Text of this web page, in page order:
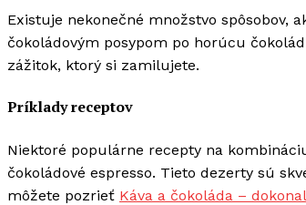
Existuje nekonečné množstvo spôsobov,
čokoládovým posypom po horúcu
zážitok, ktorý si zamilujete.
Príklady receptov
Niektoré populárne recepty na
čokoládové espresso. Tieto dezerty sú
môžete pozrieť Káva a čokoláda –